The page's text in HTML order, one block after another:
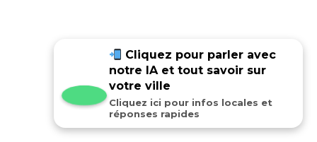
Cliquez pour parler avec
notre IA et tout savoir sur
votre ville
Cliquez ici pour infos locales et
réponses rapides